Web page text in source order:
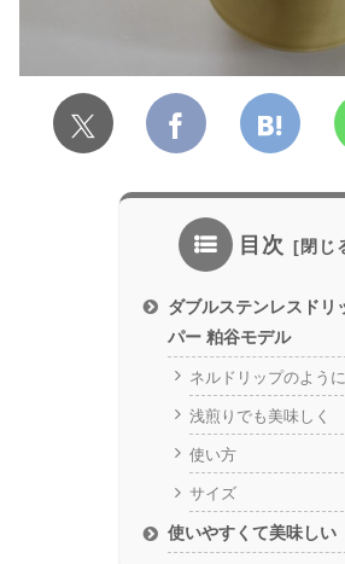
目次
ダブルステンレスドリ
パー 粕谷モデル
ネルドリップのように
浅煎りでも美味しく
使い方
サイズ
使いやすくて美味しい